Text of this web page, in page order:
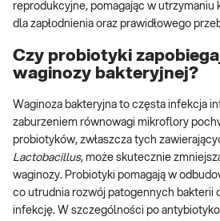
reprodukcyjne, pomagając w
dla zapłodnienia oraz prawidłowego
Czy probiotyki
waginozy bakteryjnej?
Waginoza bakteryjna to częsta infekcja
zaburzeniem równowagi mikroflory
probiotyków, zwłaszcza tych
Lactobacillus, może skutecznie
waginozy. Probiotyki pomagają w
co utrudnia rozwój patogennych bakterii
infekcję. W szczególności po